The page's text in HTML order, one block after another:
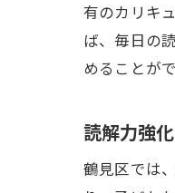
有のカリキ
ば、毎日の
めることが
読解力強
鶴見区では